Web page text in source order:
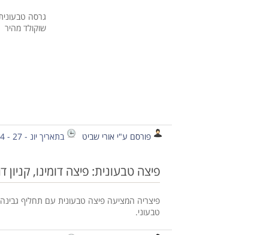
גרסה
שוקולד מהיר
פורסם ע"י אורי שביט בתאריך יונ - 27 - 2014
פיצה טבעונית: פיצה דומינו, קניון
פיצריה המציעה פיצה טבעונית עם תחליף
טבעוני.